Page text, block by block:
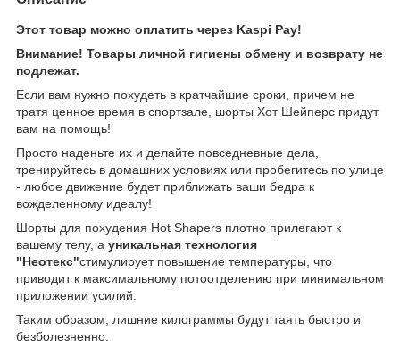
Этот товар можно оплатить через Kaspi Pay!
Внимание! Товары личной гигиены обмену и возврату не
подлежат.
Если вам нужно похудеть в кратчайшие сроки, причем не
тратя ценное время в спортзале, шорты Хот Шейперс придут
вам на помощь!
Просто наденьте их и делайте повседневные дела,
тренируйтесь в домашних условиях или пробегитесь по улице
- любое движение будет приближать ваши бедра к
вожделенному идеалу!
Шорты для похудения Hot Shapers плотно прилегают к
вашему телу, а уникальная технология
"Неотекс"стимулирует повышение температуры, что
приводит к максимальному потоотделению при минимальном
приложении усилий.
Таким образом, лишние килограммы будут таять быстро и
безболезненно.